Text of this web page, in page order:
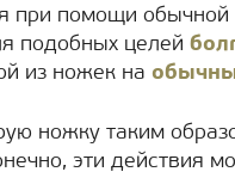
при помощи обычной
подобных целей
из ножек на
ножку таким
эти действия